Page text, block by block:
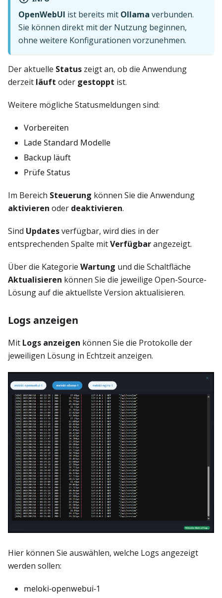
OpenWebUI ist bereits mit Ollama verbunden.
Sie können direkt mit der Nutzung beginnen,
ohne weitere Konfigurationen vorzunehmen.
Der aktuelle Status zeigt an, ob die Anwendung
derzeit läuft oder gestoppt ist.
Weitere mögliche Statusmeldungen sind:
Vorbereiten
Lade Standard Modelle
Backup läuft
Prüfe Status
Im Bereich Steuerung können Sie die Anwendung
aktivieren oder deaktivieren.
Sind Updatesverfügbar, wird dies in der
entsprechenden Spalte mitVerfügbarangezeigt.
Über die Kategorie Wartung und die Schaltfläche
Aktualisieren können Sie die jeweilige Open-Source-
Lösung auf die aktuellste Version aktualisieren.
Logs anzeigen
Mit Logs anzeigen können Sie die Protokolle der
jeweiligen Lösung in Echtzeit anzeigen.
Hier können Sie auswählen, welche Logs angezeigt
werden sollen:
meloki-openwebui-1